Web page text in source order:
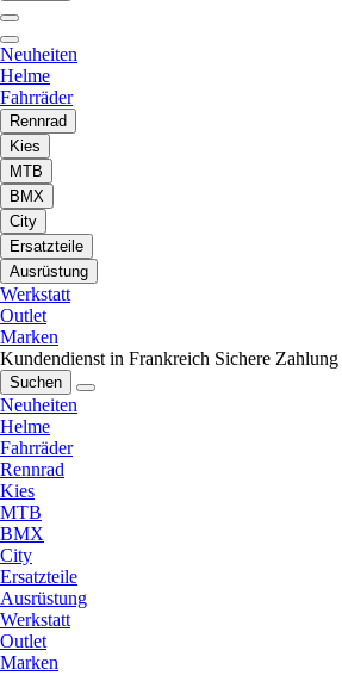
Neuheiten
Helme
Fahrräder
Rennrad
Kies
MTB
BMX
City
Ersatzteile
Ausrüstung
Werkstatt
Outlet
Marken
Kundendienst in Frankreich Sichere Zahlung
Suchen
Neuheiten
Helme
Fahrräder
Rennrad
Kies
MTB
BMX
City
Ersatzteile
Ausrüstung
Werkstatt
Outlet
Marken